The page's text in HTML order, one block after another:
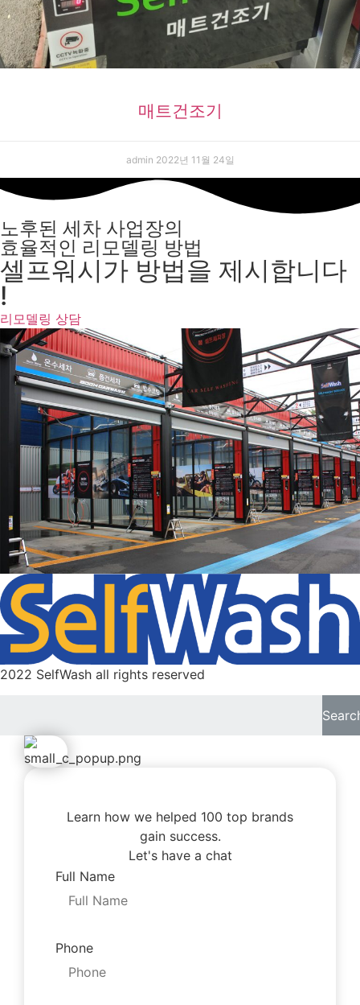
매트건조기
admin 2022년 11월 24일
노후된 세차 사업장의
효율적인 리모델링 방법
셀프워시가 방법을 제시합니다
!
리모델링 상담
2022 SelfWash all rights reserved
Learn how we helped 100 top brands
gain success.
Let's have a chat
Full Name
Phone